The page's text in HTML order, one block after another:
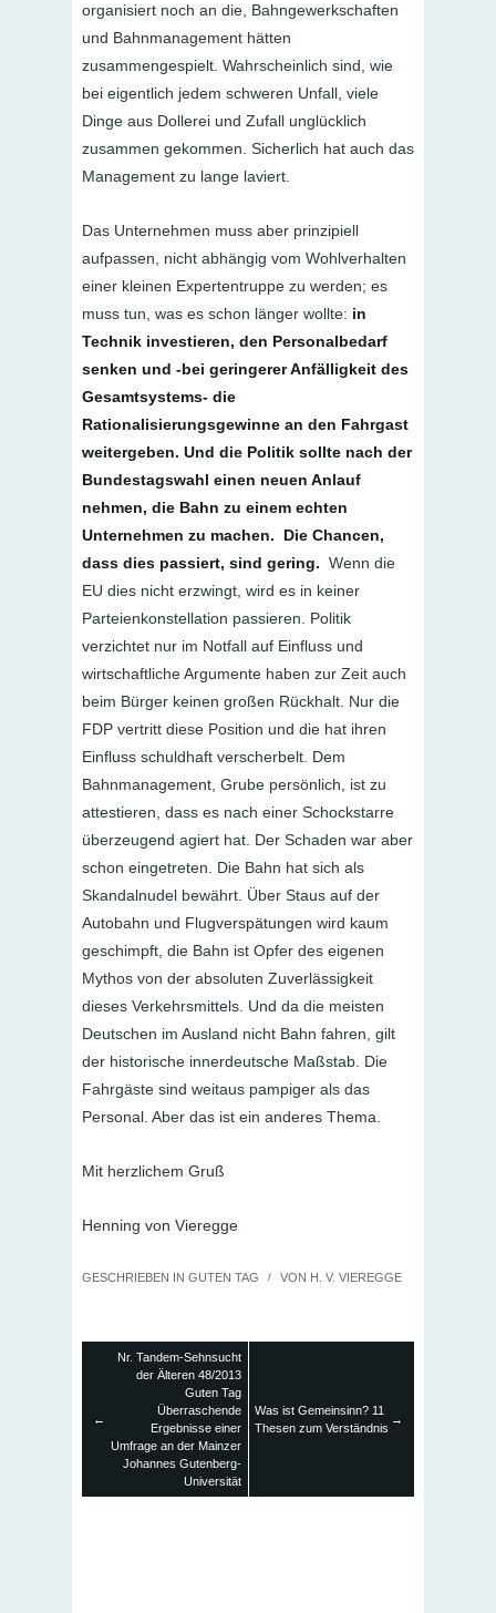
organisiert noch an die, Bahngewerkschaften
und Bahnmanagement hätten
zusammengespielt. Wahrscheinlich sind, wie
bei eigentlich jedem schweren Unfall, viele
Dinge aus Dollerei und Zufall unglücklich
zusammen gekommen. Sicherlich hat auch das
Management zu lange laviert.
Das Unternehmen muss aber prinzipiell
aufpassen, nicht abhängig vom Wohlverhalten
einer kleinen Expertentruppe zu werden; es
muss tun, was es schon länger wollte: in
Technik investieren, den Personalbedarf
senken und -bei geringerer Anfälligkeit des
Gesamtsystems- die
Rationalisierungsgewinne an den Fahrgast
weitergeben. Und die Politik sollte nach der
Bundestagswahl einen neuen Anlauf
nehmen, die Bahn zu einem echten
Unternehmen zu machen. Die Chancen,
dass dies passiert, sind gering. Wenn die
EU dies nicht erzwingt, wird es in keiner
Parteienkonstellation passieren. Politik
verzichtet nur im Notfall auf Einfluss und
wirtschaftliche Argumente haben zur Zeit auch
beim Bürger keinen großen Rückhalt. Nur die
FDP vertritt diese Position und die hat ihren
Einfluss schuldhaft verscherbelt. Dem
Bahnmanagement, Grube persönlich, ist zu
attestieren, dass es nach einer Schockstarre
überzeugend agiert hat. Der Schaden war aber
schon eingetreten. Die Bahn hat sich als
Skandalnudel bewährt. Über Staus auf der
Autobahn und Flugverspätungen wird kaum
geschimpft, die Bahn ist Opfer des eigenen
Mythos von der absoluten Zuverlässigkeit
dieses Verkehrsmittels. Und da die meisten
Deutschen im Ausland nicht Bahn fahren, gilt
der historische innerdeutsche Maßstab. Die
Fahrgäste sind weitaus pampiger als das
Personal. Aber das ist ein anderes Thema.
Mit herzlichem Gruß
Henning von Vieregge
GESCHRIEBEN IN GUTEN TAG / VON H. V. VIEREGGE
←
Nr. Tandem-Sehnsucht
der Älteren 48/2013
Guten Tag
Überraschende
Ergebnisse einer
Umfrage an der Mainzer
Johannes Gutenberg-
Universität
Was ist Gemeinsinn? 11
Thesen zum Verständnis
→